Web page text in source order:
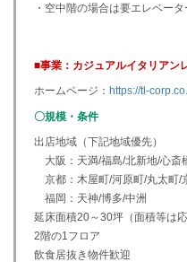
・空中階の場合は要エレベータ
■事業：カジュアルイタリアン
ホームページ： https://tl-
〇規模・条件
出店地域（下記地域優先）
大阪：天満/福島/北新地/心斎
京都：木屋町/河原町/丸太町/
福岡：天神/博多/中洲
延床面積20～30坪（面積等は
2階の1フロア
飲食居抜き物件歓迎